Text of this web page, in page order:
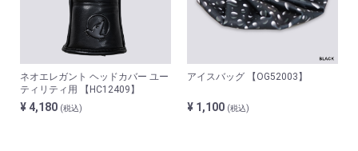
ネオエレガント ヘッドカバー ユー
ティリティ用 【HC12409】
¥ 4,180 (税込)
アイスバッグ 【OG52003】
¥ 1,100 (税込)